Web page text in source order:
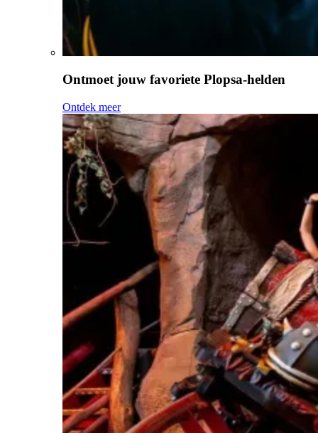
Ontmoet jouw favoriete Plopsa-helden
Ontdek meer